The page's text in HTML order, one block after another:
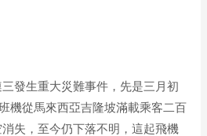
發生重大災難事件，先是三月初
機從馬來西亞吉隆坡滿載乘客二百
失，至今仍下落不明，這起飛機